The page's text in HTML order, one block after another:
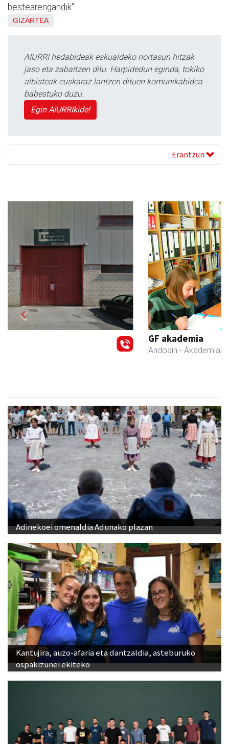
bestearengandik".
GIZARTEA
AIURRI hedabideak eskualdeko nortasun hitzak
jaso eta zabaltzen ditu. Harpidedun eginda, tokiko
albisteak euskaraz lantzen dituen komunikabidea
babestuko duzu.
Egin AIURRIkide!
Erantzun
Previous Next
Adinekoei omenaldia Adunako plazan
Kantujira, auzo-afaria eta dantzaldia, asteburuko
ospakizunei ekiteko